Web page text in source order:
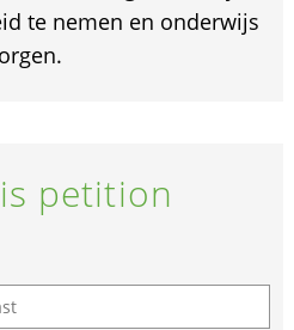
te nemen en onderwijs
petition